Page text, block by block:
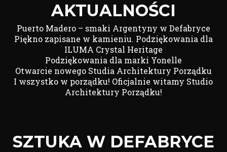
AKTUALNOŚCI
Puerto Madero – smaki Argentyny w Defabryce
Piękno zapisane w kamieniu. Podziękowania dla
ILUMA Crystal Heritage
Podziękowania dla marki Yonelle
Otwarcie nowego Studia Architektury Porządku
I wszystko w porządku! Oficjalnie witamy Studio
Architektury Porządku!
SZTUKA W DEFABRYCE